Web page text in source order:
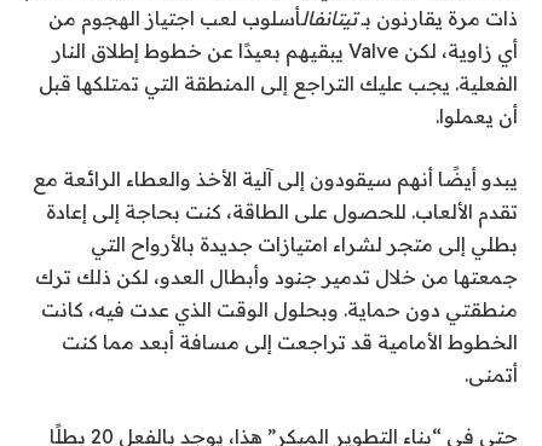
ذات مرة يقارنون بـتيتانفالأسلوب لعب اجتياز الهجوم من
أي زاوية، لكن Valve يبقيهم بعيدًا عن خطوط إطلاق النار
الفعلية. يجب عليك التراجع إلى المنطقة التي تمتلكها قبل
أن يعملوا.
يبدو أيضًا أنهم سيقودون إلى آلية الأخذ والعطاء الرائعة مع
تقدم الألعاب. للحصول على الطاقة، كنت بحاجة إلى إعادة
بطلي إلى متجر لشراء امتيازات جديدة بالأرواح التي
جمعتها من خلال تدمير جنود وأبطال العدو، لكن ذلك ترك
منطقتي دون حماية. وبحلول الوقت الذي عدت فيه، كانت
الخطوط الأمامية قد تراجعت إلى مسافة أبعد مما كنت
أتمنى.
حتى في “بناء التطوير المبكر” هذا، يوجد بالفعل 20 بطلًا